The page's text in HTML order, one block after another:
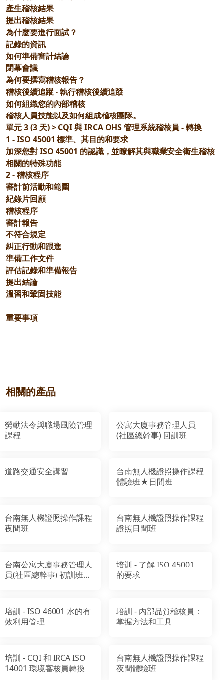
產生稽核結果
提出稽核結果
為什麼要進行面試？
記錄的資訊
如何準備審計結論
閉幕會議
為何要撰寫稽核報告？
稽核後續追蹤 - 執行稽核後續追蹤
如何組織您的內部稽核
稽核人員技能以及如何組成稽核團隊。
單元 3 (3 天) > CQI 與 IRCA OHS 管理系統稽核員 - 轉換
1 - ISO 45001 標準、其目的和要求
加深您對 ISO 45001 的認識，並瞭解其與職業安全衛生稽核
相關的特殊功能
2 - 稽核程序
審計前活動和範圍
紀錄片回顧
稽核程序
審計報告
不符合規定
糾正行動和跟進
準備工作文件
評估記錄和準備報告
提出結論
溫習和鞏固技能
重要事項
相關的產品
勞動法令與職場風險管理
課程
公寓大廈事務管理人員
(社區總幹事) 回訓班
道路交通安全講習
台南無人機證照操作課程
體驗班★日間班
台南無人機證照操作課程
夜間班
台南無人機證照操作課程
證照日間班
台南公寓大廈事務管理人
員(社區總幹事) 初訓班
培训 - 了解 ISO 45001
的要求
培訓 - ISO 46001 水的有
效利用管理
培訓 - 內部品質稽核員：
掌握方法和工具
培訓 - CQI 和 IRCA ISO
14001 環境審核員轉換
台南無人機證照操作課程
夜間體驗班